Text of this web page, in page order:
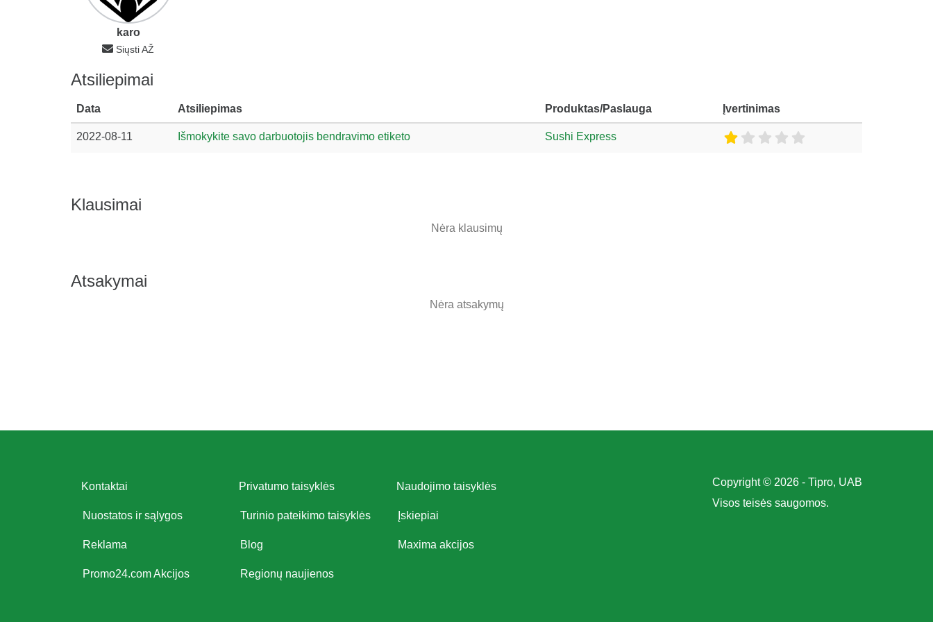
karo
Siųsti AŽ
Atsiliepimai
Data Atsiliepimas Produktas/Paslauga Įvertinimas
2022-08-11 Išmokykite savo darbuotojis bendravimo etiketo Sushi Express
Klausimai
Nėra klausimų
Atsakymai
Nėra atsakymų
Kontaktai Privatumo taisyklės Naudojimo taisyklės
Nuostatos ir sąlygos Turinio pateikimo taisyklės Įskiepiai
Reklama Blog Maxima akcijos
Promo24.com Akcijos Regionų naujienos
Copyright © 2026 - Tipro, UAB
Visos teisės saugomos.